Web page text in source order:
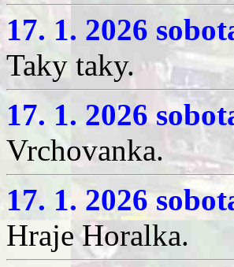
17. 1. 2026
Taky taky.
17. 1. 2026
Vrchovanka.
17. 1. 2026
Hraje Horalka.